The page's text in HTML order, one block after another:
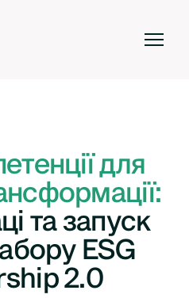
для
та запуск
ESG
2.0